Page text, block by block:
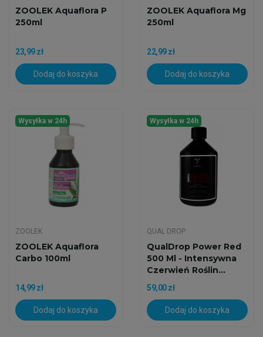
ZOOLEK Aquaflora P
250ml
23,99 zł
Dodaj do koszyka
ZOOLEK Aquaflora Mg
250ml
22,99 zł
Dodaj do koszyka
Wysyłka w 24h
ZOOLEK
ZOOLEK Aquaflora
Carbo 100ml
14,99 zł
Dodaj do koszyka
Wysyłka w 24h
QUAL DROP
QualDrop Power Red
500 Ml - Intensywna
Czerwień Roślin...
59,00 zł
Dodaj do koszyka